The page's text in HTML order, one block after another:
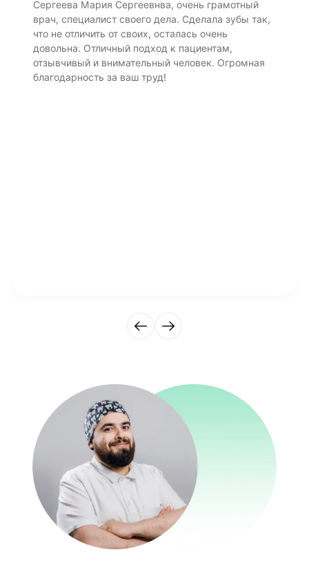
Сергеева Мария Сергеевнва, очень грамотный
врач, специалист своего дела. Сделала зубы так,
что не отличить от своих, осталась очень
довольна. Отличный подход к пациентам,
отзывчивый и внимательный человек. Огромная
благодарность за ваш труд!